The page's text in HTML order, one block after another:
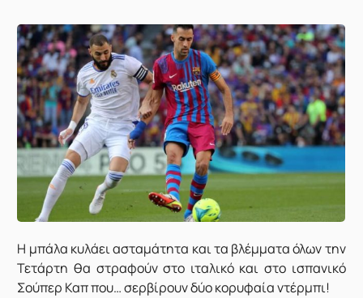
Η μπάλα κυλάει ασταμάτητα και τα βλέμματα όλων την
Τετάρτη θα στραφούν στο ιταλικό και στο ισπανικό
Σούπερ Καπ που… σερβίρουν δύο κορυφαία ντέρμπι!